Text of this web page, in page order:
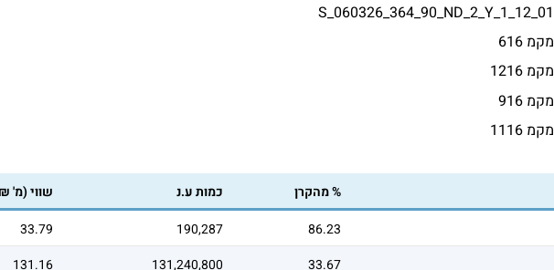
S_060326_364_90_ND_2_Y_1_12_01
מקמ 616
מקמ 1216
מקמ 916
מקמ 1116
% מהקרן כמות ע.נ
שווי (מ'
86.23
190,287
33.79
33.67
131,240,800
131.16